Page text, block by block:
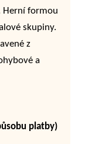
Herní formou
skupiny.
z
a
platby)